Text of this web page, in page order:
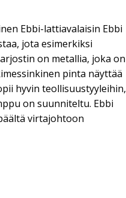
Ebbi-lattiavalaisin Ebbi
jota esimerkiksi
on metallia, joka on
pinta näyttää
hyvin teollisuustyyleihin,
on suunniteltu. Ebbi
virtajohtoon